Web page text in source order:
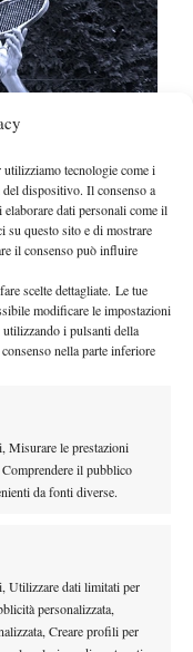
tecnologie come i
dispositivo. Il consenso a
dati personali come il
su questo sito e di mostrare
il consenso può influire
scelte dettagliate. Le tue
modificare le impostazioni
i pulsanti della
nella parte inferiore
Misurare le prestazioni
il pubblico
da fonti diverse.
Utilizzare dati limitati per
personalizzata,
Creare profili per
veloce negli anni
mi allenavo al
dobbiamo
superficie preferita?
ma quando gioco
ibrido,ecco…Certo,
Io invece mi
è un pò rigido e il
è un ottimo atleta,